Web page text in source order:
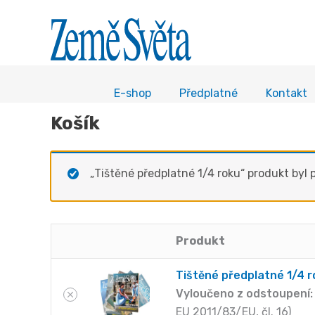
E-shop Předplatné Kontakt
Košík
„Tištěné předplatné 1/4 roku“ produkt byl
miniatury
Produkt
Tištěné předplatné 1/4
Vyloučeno z odstoupení:
EU 2011/83/EU, čl. 16)